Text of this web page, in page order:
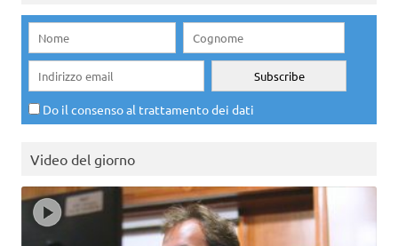
Do il consenso al trattamento dei dati
Video del giorno